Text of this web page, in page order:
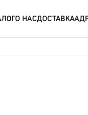
О НАСДОСТАВКА